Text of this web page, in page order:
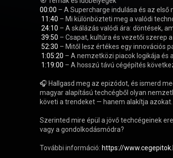
00:00 – A Supercharge indulása és az első
11:40 – Mi különbözteti meg a valódi
24:10 – A skálázás valódi ára: döntések,
39:50 – Csapat, kultúra és vezetői szerep
52:30 – Mitől lesz értékes egy innovációs
1:05:20 – A nemzetközi piacok logikája és
1:19:00 – A hosszú távú cégépítés
🎧 Hallgasd meg az epizódot, és ismerd
magyar alapítású techcégből olyan
követi a trendeket — hanem alakítja azokat.
Szerinted mire épül a jövő techcégeinek
vagy a gondolkodásmódra?
További információ: https://